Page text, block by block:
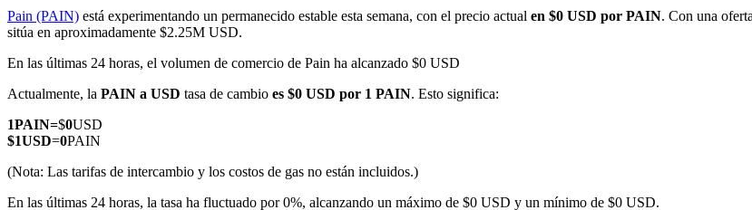
Futuros COIN-M
Futuros de criptomonedas
Pain (PAIN) está experimentando un permanecido estable esta semana, con el precio actual en $0 USD por PAIN. Con una
sitúa en aproximadamente $2.25M USD.
En las últimas 24 horas, el volumen de comercio de Pain ha alcanzado $0 USD
Actualmente, la PAIN a USD tasa de cambio es $0 USD por 1 PAIN. Esto significa:
1PAIN=$0USD
$1USD=0PAIN
(Nota: Las tarifas de intercambio y los costos de gas no están incluidos.)
En las últimas 24 horas, la tasa ha fluctuado por 0%, alcanzando un máximo de $0 USD y un mínimo de $0 USD.